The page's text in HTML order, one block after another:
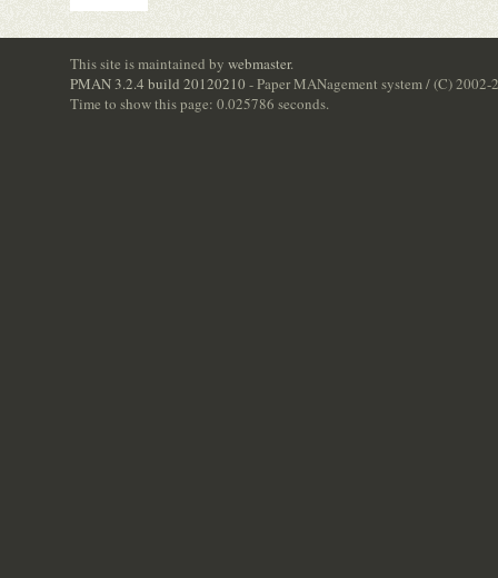
This site is maintained by webmaster.
PMAN 3.2.4 build 20120210 - Paper MANagement system / (C)
Time to show this page: 0.025786 seconds.